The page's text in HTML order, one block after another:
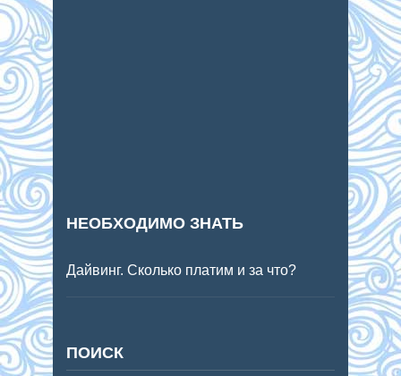
НЕОБХОДИМО ЗНАТЬ
Дайвинг. Сколько платим и за что?
ПОИСК